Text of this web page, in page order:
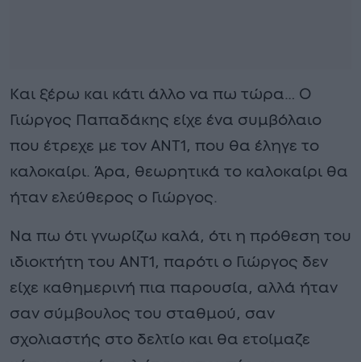
Και ξέρω και κάτι άλλο να πω τώρα… Ο
Γιώργος Παπαδάκης είχε ένα συμβόλαιο
που έτρεχε με τον ΑΝΤ1, που θα έληγε το
καλοκαίρι. Άρα, θεωρητικά το καλοκαίρι θα
ήταν ελεύθερος ο Γιώργος.
Να πω ότι γνωρίζω καλά, ότι η πρόθεση του
ιδιοκτήτη του ΑΝΤ1, παρότι ο Γιώργος δεν
είχε καθημερινή πια παρουσία, αλλά ήταν
σαν σύμβουλος του σταθμού, σαν
σχολιαστής στο δελτίο και θα ετοίμαζε